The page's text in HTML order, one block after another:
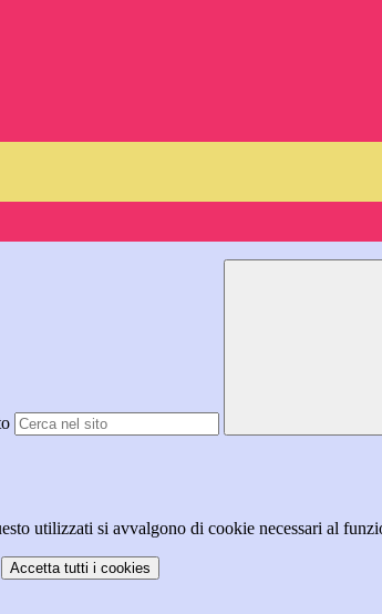
utilizzati si avvalgono di cookie necessari al
Accetta tutti i cookies